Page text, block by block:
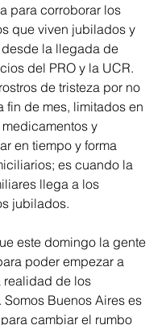
para corroborar los
que viven jubilados y
la llegada de
del PRO y la UCR.
de tristeza por no
fin de mes, limitados en
y
en tiempo y forma
es cuando la
llega a los
jubilados.
este domingo la gente
poder empezar a
realidad de los
Somos Buenos Aires es
cambiar el rumbo